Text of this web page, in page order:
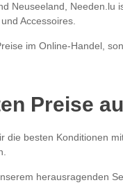
Neuseeland, Needen.lu
Accessoires.
im Online-Handel,
Preise
die besten Konditionen
herausragenden